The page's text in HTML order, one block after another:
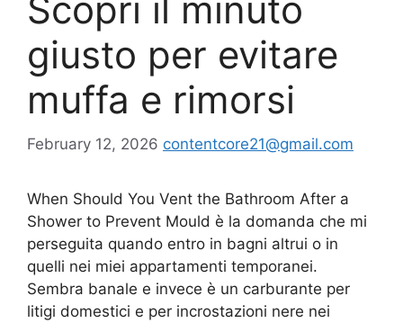
Scopri il minuto
giusto per evitare
muffa e rimorsi
February 12, 2026 contentcore21@gmail.com
When Should You Vent the Bathroom After a
Shower to Prevent Mould è la domanda che mi
perseguita quando entro in bagni altrui o in
quelli nei miei appartamenti temporanei.
Sembra banale e invece è un carburante per
litigi domestici e per incrostazioni nere nei